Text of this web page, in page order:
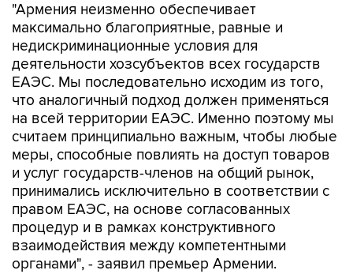
"Армения неизменно обеспечивает
максимально благоприятные, равные и
недискриминационные условия для
деятельности хозсубъектов всех государств
ЕАЭС. Мы последовательно исходим из того,
что аналогичный подход должен применяться
на всей территории ЕАЭС. Именно поэтому мы
считаем принципиально важным, чтобы любые
меры, способные повлиять на доступ товаров
и услуг государств-членов на общий рынок,
принимались исключительно в соответствии с
правом ЕАЭС, на основе согласованных
процедур и в рамках конструктивного
взаимодействия между компетентными
органами", - заявил премьер Армении.